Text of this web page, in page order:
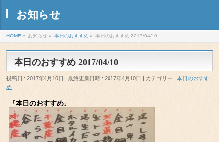
お知らせ
HOME » お知らせ » 本日のおすすめ » 本日のおすすめ 2017/04/10
本日のおすすめ 2017/04/10
投稿日 : 2017年4月10日 最終更新日時 : 2017年4月10日 カテゴリー :本日のおすす
め
『本日のおすすめ』